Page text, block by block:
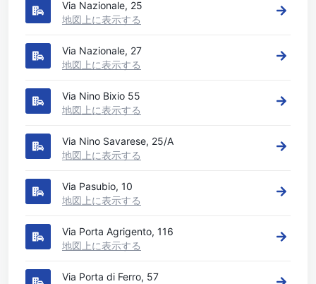
Via Nazionale, 25
地図上に表示する
Via Nazionale, 27
地図上に表示する
Via Nino Bixio 55
地図上に表示する
Via Nino Savarese, 25/A
地図上に表示する
Via Pasubio, 10
地図上に表示する
Via Porta Agrigento, 116
地図上に表示する
Via Porta di Ferro, 57